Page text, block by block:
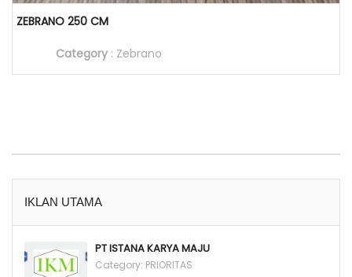
ZEBRANO 250 CM
Category : Zebrano
IKLAN UTAMA
PT ISTANA KARYA MAJU
Category: PRIORITAS